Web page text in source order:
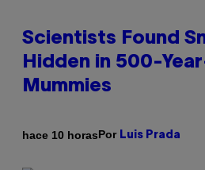
Scientists Found
Hidden in 500-
Mummies
hace 10 horasPor Luis Prada